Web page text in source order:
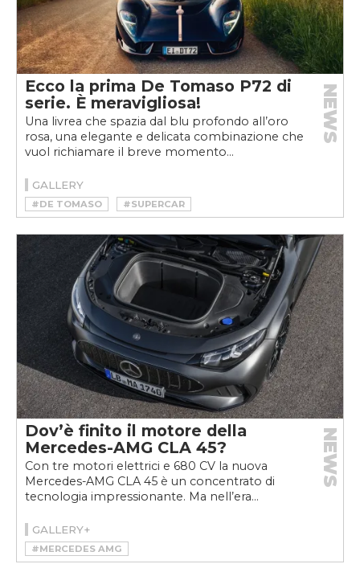
Ecco la prima De Tomaso P72 di
serie. È meravigliosa!
Una livrea che spazia dal blu profondo all’oro
rosa, una elegante e delicata combinazione che
vuol richiamare il breve momento...
NEWS
GALLERY
#DE TOMASO #SUPERCAR
Dov’è finito il motore della
Mercedes-AMG CLA 45?
Con tre motori elettrici e 680 CV la nuova
Mercedes-AMG CLA 45 è un concentrato di
tecnologia impressionante. Ma nell’era...
NEWS
GALLERY+
#MERCEDES AMG